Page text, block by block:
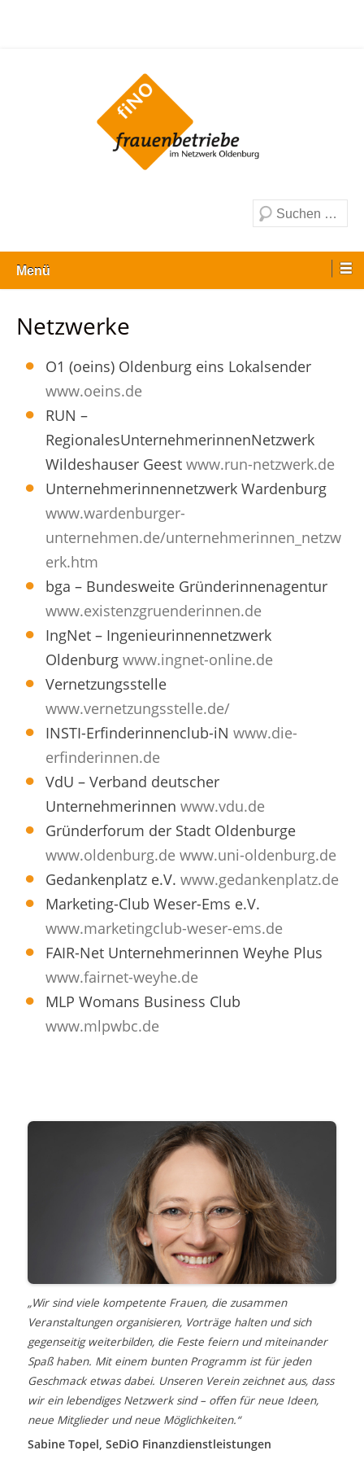
Suche
Menü
Netzwerke
O1 (oeins) Oldenburg eins Lokalsender
www.oeins.de
RUN –
RegionalesUnternehmerinnenNetzwerk
Wildeshauser Geest www.run-netzwerk.de
Unternehmerinnennetzwerk Wardenburg
www.wardenburger-
unternehmen.de/unternehmerinnen_netzw
erk.htm
bga – Bundesweite Gründerinnenagentur
www.existenzgruenderinnen.de
IngNet – Ingenieurinnennetzwerk
Oldenburg www.ingnet-online.de
Vernetzungsstelle
www.vernetzungsstelle.de/
INSTI-Erfinderinnenclub-iN www.die-
erfinderinnen.de
VdU – Verband deutscher
Unternehmerinnen www.vdu.de
Gründerforum der Stadt Oldenburge
www.oldenburg.de www.uni-oldenburg.de
Gedankenplatz e.V. www.gedankenplatz.de
Marketing-Club Weser-Ems e.V.
www.marketingclub-weser-ems.de
FAIR-Net Unternehmerinnen Weyhe Plus
www.fairnet-weyhe.de
MLP Womans Business Club
www.mlpwbc.de
„Wir sind viele kompetente Frauen, die zusammen
Veranstaltungen organisieren, Vorträge halten und sich
gegenseitig weiterbilden, die Feste feiern und miteinander
Spaß haben. Mit einem bunten Programm ist für jeden
Geschmack etwas dabei. Unseren Verein zeichnet aus, dass
wir ein lebendiges Netzwerk sind – offen für neue Ideen,
neue Mitglieder und neue Möglichkeiten.“
Sabine Topel, SeDiO Finanzdienstleistungen